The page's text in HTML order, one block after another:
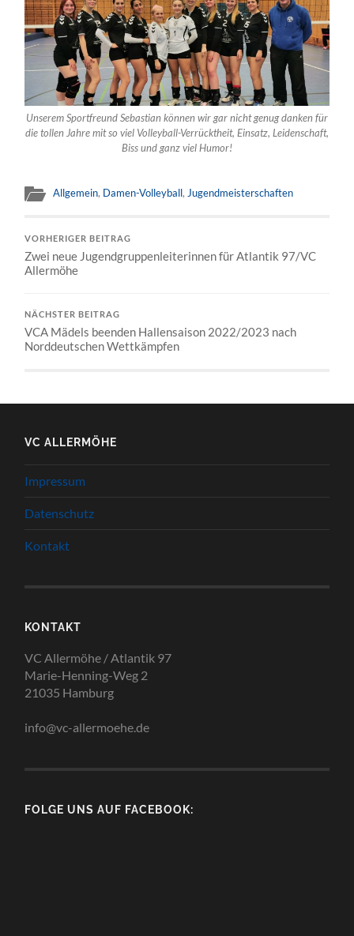
Unserem Sportfreund Sebastian können wir gar nicht genug danken für
die tollen Jahre mit so viel Volleyball-Verrücktheit, Einsatz, Leidenschaft,
Biss und ganz viel Humor!
Allgemein, Damen-Volleyball, Jugendmeisterschaften
VORHERIGER BEITRAG
Zwei neue Jugendgruppenleiterinnen für Atlantik 97/VC
Allermöhe
NÄCHSTER BEITRAG
VCA Mädels beenden Hallensaison 2022/2023 nach
Norddeutschen Wettkämpfen
VC ALLERMÖHE
Impressum
Datenschutz
Kontakt
KONTAKT
VC Allermöhe / Atlantik 97
Marie-Henning-Weg 2
21035 Hamburg
info@vc-allermoehe.de
FOLGE UNS AUF FACEBOOK: